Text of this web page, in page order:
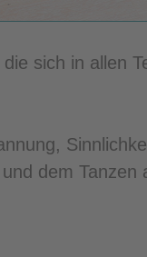
sich in allen
dem Tanzen